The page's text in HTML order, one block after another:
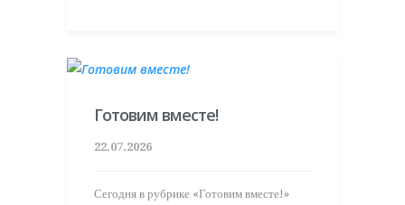
Готовим вместе!
22.07.2026
Сегодня в рубрике «Готовим вместе!»